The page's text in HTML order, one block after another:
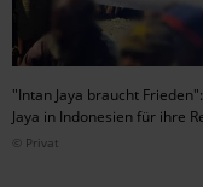
"Intan Jaya braucht
Jaya in Indonesien für ihre
© Privat